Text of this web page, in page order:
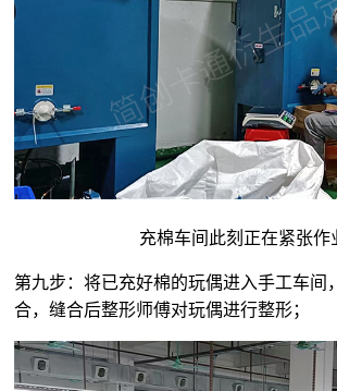
充棉车间此刻正在紧张作
第九步：将已充好棉的玩偶进入手工车间
合，缝合后整形师傅对玩偶进行整形；